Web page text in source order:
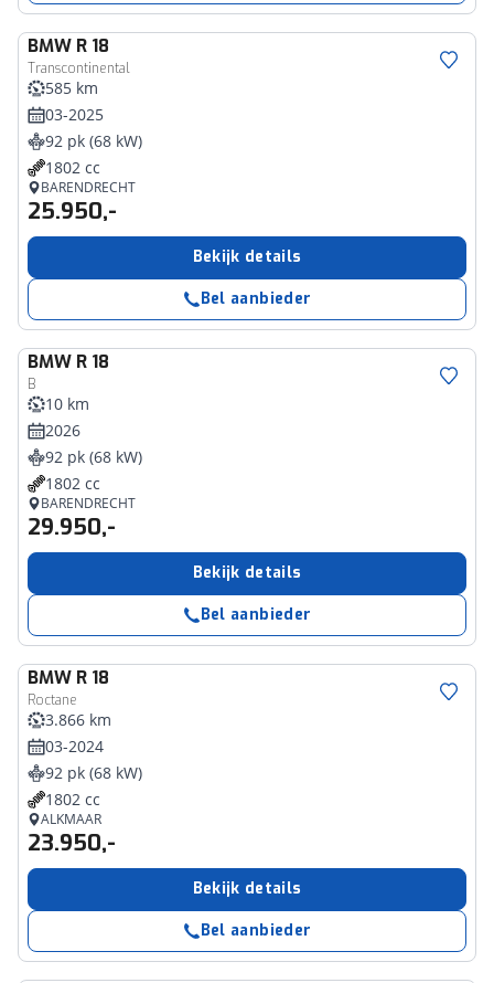
BMW R 18
Transcontinental
585 km
03-2025
92 pk (68 kW)
1802 cc
BARENDRECHT
25.950,-
Bekijk details
Bel aanbieder
BMW R 18
B
10 km
2026
92 pk (68 kW)
1802 cc
BARENDRECHT
29.950,-
Bekijk details
Bel aanbieder
BMW R 18
Roctane
3.866 km
03-2024
92 pk (68 kW)
1802 cc
ALKMAAR
23.950,-
Bekijk details
Bel aanbieder